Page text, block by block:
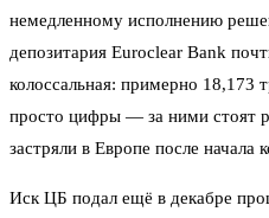
немедленному исполнению
депозитария Euroclear Bank
колоссальная: примерно 18,173
просто цифры — за ними стоят
застряли в Европе после начала
Иск ЦБ подал ещё в декабре